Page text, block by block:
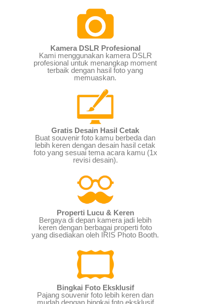
Kamera DSLR Profesional
Kami menggunakan kamera DSLR
profesional untuk menangkap moment
terbaik dengan hasil foto yang
memuaskan.
Gratis Desain Hasil Cetak
Buat souvenir foto kamu berbeda dan
lebih keren dengan desain hasil cetak
foto yang sesuai tema acara kamu (1x
revisi desain).
Properti Lucu & Keren
Bergaya di depan kamera jadi lebih
keren dengan berbagai properti foto
yang disediakan oleh IRIS Photo Booth.
Bingkai Foto Eksklusif
Pajang souvenir foto lebih keren dan
mudah dengan bingkai foto eksklusif